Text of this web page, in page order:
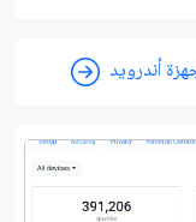
أندرويد